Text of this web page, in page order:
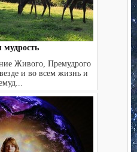
мудрость
Живого, Премудрого
и во всем жизнь и